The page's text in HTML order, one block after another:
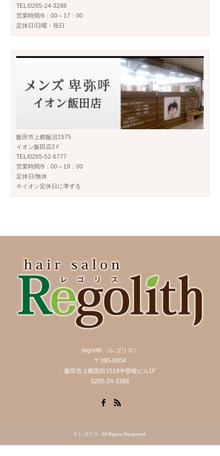
TEL/0265-24-3288
営業時間/9：00～17：00
定休日/日曜・祝日
飯田市上郷飯沼1575
イオン飯田店2Ｆ
TEL/0265-52-6777
営業時間/9：00～19：00
定休日/無休
※イオン定休日に準ずる
regorith （レゴリス）
〒395-0004
飯田市上郷黒田1519中曽根ビル1F
0265-24-3288
© レゴリス . All Rights Reserved.